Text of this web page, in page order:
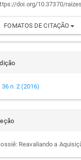
doi.org/10.37370/
FOMATOS DE CITAÇÃO
36 n. 2 (2016)
Reavaliando a